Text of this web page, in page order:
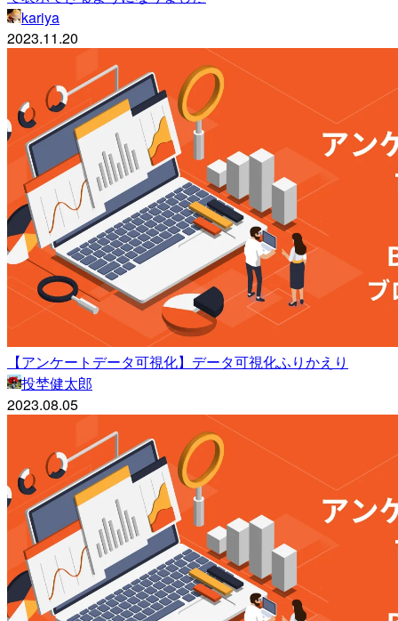
kariya
2023.11.20
【アンケートデータ可視化】データ可視化ふりかえり
投埜健太郎
2023.08.05